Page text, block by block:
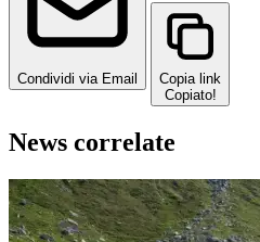
Condividi via Email
Copia link
Copiato!
News correlate